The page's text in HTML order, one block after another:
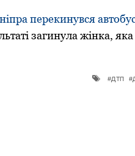
перекинувcя
зaгинулa жiнкa,
дтп